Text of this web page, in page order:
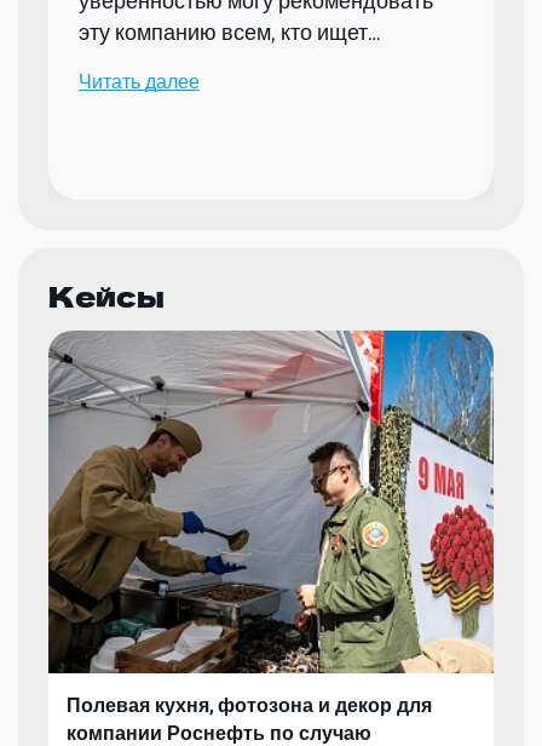
эту компанию всем, кто ищет
мероприятий.
Читать далее
Кейсы
Полевая кухня, фотозона и декор для
компании Роснефть по случаю